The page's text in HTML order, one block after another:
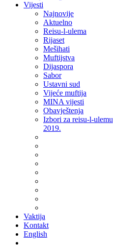
Vijesti
Najnovije
Aktuelno
Reisu-l-ulema
Rijaset
Mešihati
Muftijstva
Dijaspora
Sabor
Ustavni sud
Vijeće muftija
MINA vijesti
Obavještenja
Izbori za reisu-l-ulemu
2019.
Vaktija
Kontakt
English